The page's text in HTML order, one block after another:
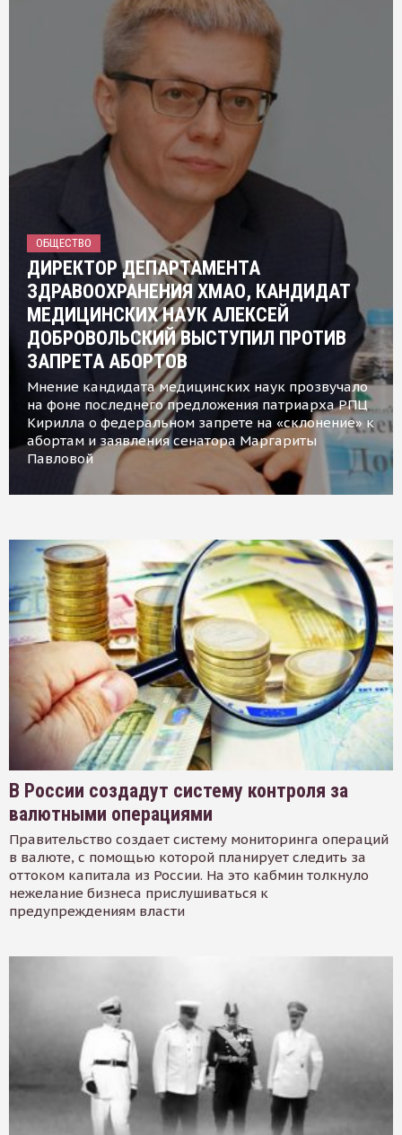
ОБЩЕСТВО
ДИРЕКТОР ДЕПАРТАМЕНТА
ЗДРАВООХРАНЕНИЯ ХМАО, КАНДИДАТ
МЕДИЦИНСКИХ НАУК АЛЕКСЕЙ
ДОБРОВОЛЬСКИЙ ВЫСТУПИЛ ПРОТИВ
ЗАПРЕТА АБОРТОВ
Мнение кандидата медицинских наук прозвучало
на фоне последнего предложения патриарха РПЦ
Кирилла о федеральном запрете на «склонение» к
абортам и заявления сенатора Маргариты
Павловой
В России создадут систему контроля за
валютными операциями
Правительство создает систему мониторинга операций
в валюте, с помощью которой планирует следить за
оттоком капитала из России. На это кабмин толкнуло
нежелание бизнеса прислушиваться к
предупреждениям власти